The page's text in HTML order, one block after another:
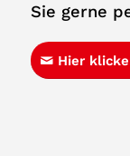
Sie gerne
Hier